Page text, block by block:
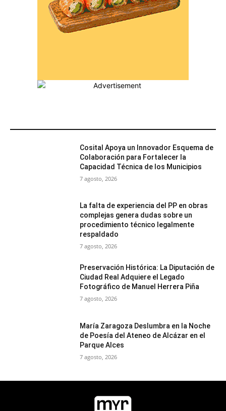
Cosital Apoya un Innovador Esquema de
Colaboración para Fortalecer la
Capacidad Técnica de los Municipios
7 agosto, 2026
La falta de experiencia del PP en obras
complejas genera dudas sobre un
procedimiento técnico legalmente
respaldado
7 agosto, 2026
Preservación Histórica: La Diputación de
Ciudad Real Adquiere el Legado
Fotográfico de Manuel Herrera Piña
7 agosto, 2026
María Zaragoza Deslumbra en la Noche
de Poesía del Ateneo de Alcázar en el
Parque Alces
7 agosto, 2026